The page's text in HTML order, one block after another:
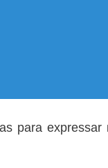
para expressar